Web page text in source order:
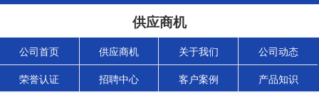
供应商机
公司首页 供应商机 关于我们 公司动态
荣誉认证 招聘中心 客户案例 产品知识